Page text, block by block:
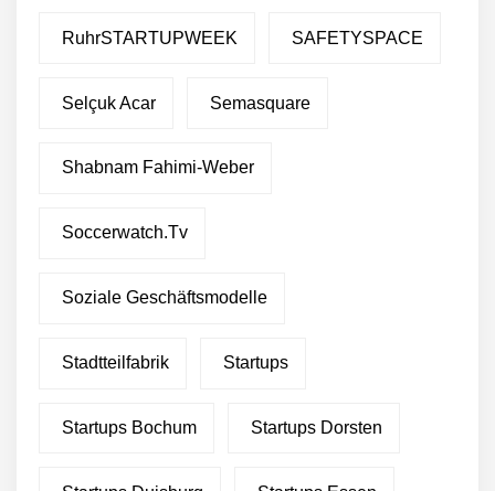
RuhrSTARTUPWEEK SAFETYSPACE
Selçuk Acar Semasquare
Shabnam Fahimi-Weber
Soccerwatch.tv
Soziale Geschäftsmodelle
Stadtteilfabrik Startups
Startups Bochum Startups Dorsten